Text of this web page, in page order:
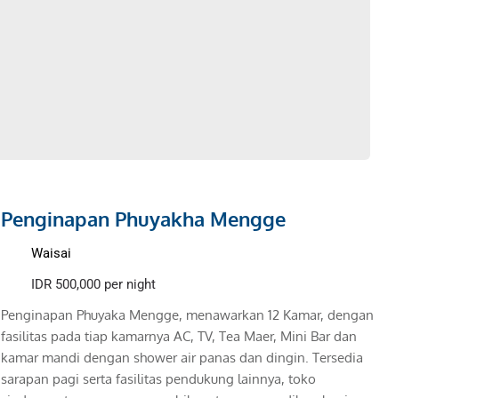
Penginapan Phuyakha Mengge
Waisai
IDR 500,000 per night
Penginapan Phuyaka Mengge, menawarkan 12 Kamar, dengan
fasilitas pada tiap kamarnya AC, TV, Tea Maer, Mini Bar dan
kamar mandi dengan shower air panas dan dingin. Tersedia
sarapan pagi serta fasilitas pendukung lainnya, toko